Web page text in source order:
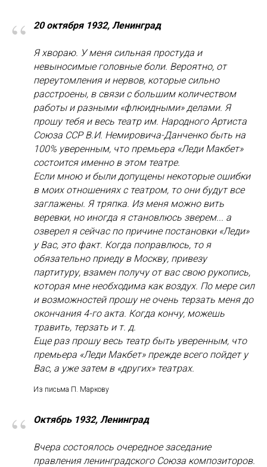
“ 20 октября 1932, Ленинград
Я хвораю. У меня сильная простуда и
невыносимые головные боли. Вероятно, от
переутомления и нервов, которые сильно
расстроены, в связи с большим количеством
работы и разными «флюидными» делами. Я
прошу тебя и весь театр им. Народного Артиста
Союза ССР В.И. Немировича-Данченко быть на
100% уверенным, что премьера «Леди Макбет»
состоится именно в этом театре.
Если мною и были допущены некоторые ошибки
в моих отношениях с театром, то они будут все
заглажены. Я тряпка. Из меня можно вить
веревки, но иногда я становлюсь зверем... а
озверел я сейчас по причине постановки «Леди»
у Вас, это факт. Когда поправлюсь, то я
обязательно приеду в Москву, привезу
партитуру, взамен получу от вас свою рукопись,
которая мне необходима как воздух. По мере сил
и возможностей прошу не очень терзать меня до
окончания 4-го акта. Когда кончу, можешь
травить, терзать и т. д.
Еще раз прошу весь театр быть уверенным, что
премьера «Леди Макбет» прежде всего пойдет у
Вас, а уже затем в «других» театрах.
Из письма П. Маркову
“ Октябрь 1932, Ленинград
Вчера состоялось очередное заседание
правления ленинградского Союза композиторов.